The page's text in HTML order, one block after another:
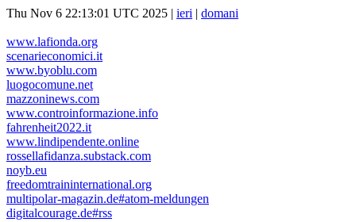
Thu Nov 6 22:13:01 UTC 2025 | ieri | domani
www.lafionda.org
scenarieconomici.it
www.byoblu.com
luogocomune.net
mazzoninews.com
www.controinformazione.info
fahrenheit2022.it
www.lindipendente.online
rossellafidanza.substack.com
noyb.eu
freedomtraininternational.org
multipolar-magazin.de#atom-meldungen
digitalcourage.de#rss